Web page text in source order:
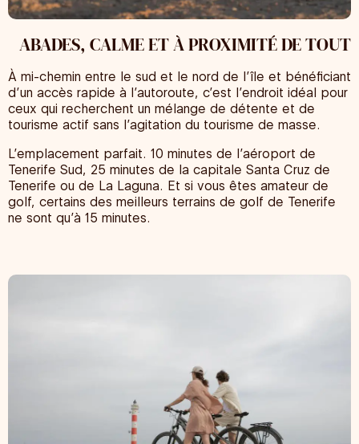
ABADES, CALME ET À PROXIMITÉ DE TOUT
À mi-chemin entre le sud et le nord de l’île et bénéficiant
d’un accès rapide à l’autoroute, c’est l’endroit idéal pour
ceux qui recherchent un mélange de détente et de
tourisme actif sans l’agitation du tourisme de masse.
L’emplacement parfait. 10 minutes de l’aéroport de
Tenerife Sud, 25 minutes de la capitale Santa Cruz de
Tenerife ou de La Laguna. Et si vous êtes amateur de
golf, certains des meilleurs terrains de golf de Tenerife
ne sont qu’à 15 minutes.